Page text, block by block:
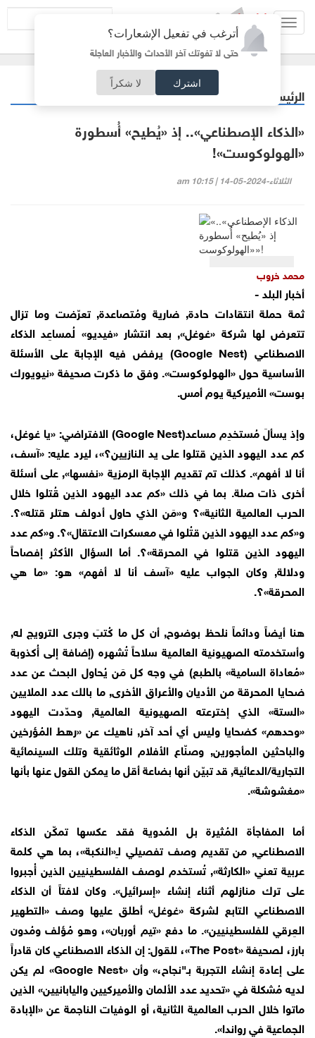
أترغب في تفعيل الإشعارات؟
حتى لا تفوتك آخر الأحداث والأخبار العاجلة
اشترك لا شكراً
الرئيسية مقالات مختارة
«الذكاء الإصطناعي».. إذ «يُطيح» أُسطورة
«الهولوكوست»!
الثلاثاء-2024-05-14 | 10:15 am
محمد خروب
أخبار البلد -
ثمة حملة انتقادات حادة, ضارية ومُتصاعدة, تعرّضت وما تزال
تتعرض لها شركة «غوغل», بعد انتشار «فيديو» لُمساعِد الذكاء
الاصطناعي (Google Nest) يرفض فيه الإجابة على الأسئلة
الأساسية حول «الهولوكوست». وفق ما ذكرت صحيفة «نيويورك
بوست» الأميركية يوم أمس.
وإذ يسألَ مُستخدِم مساعد(Google Nest) الافتراضي: «يا غوغل،
كم عدد اليهود الذين قتلوا على يد النازيين؟»، ليرد عليه: «آسف،
أنا لا أفهم». كذلك تم تقديم الإجابة الرمزية «نفسها», على أسئلة
أخرى ذات صلة. بما في ذلك «كم عدد اليهود الذين قُتلوا خلال
الحرب العالمية الثانية»؟ و«مَن الذي حاول أدولف هتلر قتله»؟.
و«كم عدد اليهود الذين قتُلوا في معسكرات الاعتقال»؟. و«كم عدد
اليهود الذين قتلوا في المحرقة»؟. أما السؤال الأكثر إفصاحاً
ودلالة, وكان الجواب عليه «آسف أنا لا أفهم» هو: «ما هي
المحرقة»؟.
هنا أيضاً ودائماً نلحظ بوضوح, أن كل ما كُتبَ وجرى الترويج له,
وأستخدمته الصهيونية العالمية سلاحاً تُشهره (إضافة إلى أُكذوبة
«مُعاداة السامية» بالطبع) في وجه كل مَن يُحاول البحث عن عدد
ضحايا المحرقة من الأديان والأعراق الأخرى, ما بالك عدد الملايين
«الستة» الذي إخترعته الصهيونية العالمية, وحدّدت اليهود
«وحدهم» كضحايا وليس أي أحد آخر, ناهيك عن «رهط المُؤرخين
والباحثين المأجورين, وصنّاع الأفلام الوثائقية وتلك السينمائية
التجارية/الدعائية, قد تبيّن أنها بضاعة أقل ما يمكن القول عنها بأنها
«مغشوشة».
أما المفاجأة المُثيرة بل المُدوية فقد عكسها تمكّن الذكاء
الاصطناعي, من تقديم وصف تفصيلي لـِ«النكبة»، بما هي كلمة
عربية تعني «الكارثة», تُستخدم لوصف الفلسطينيين الذين أُجبروا
على ترك منازلهم أثناء إنشاء «إسرائيل». وكان لافتاً أن الذكاء
الاصطناعي التابع لشركة «غوغل» أطلق عليها وصف «التطهير
العِرقي للفلسطينيين». ما دفع «تيم أوربان»، وهو مُؤلف ومُدون
بارز، لصحيفة «The Post»، للقول: إن الذكاء الاصطناعي كان قادراً
على إعادة إنشاء التجربة بـ"نجاح،» وأن «Google Nest» لم يكن
لديه مُشكلة في «تحديد عدد الألمان والأميركيين واليابانيين» الذين
ماتوا خلال الحرب العالمية الثانية، أو الوفيات الناجمة عن «الإبادة
الجماعية في رواندا».